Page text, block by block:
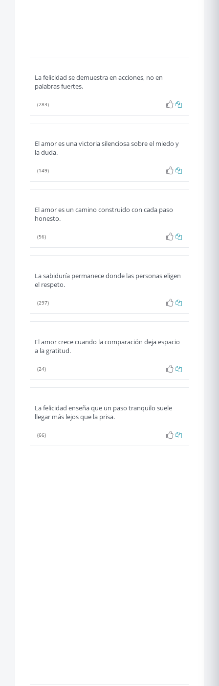
La felicidad se demuestra en acciones, no en
palabras fuertes.
(283)
El amor es una victoria silenciosa sobre el miedo y
la duda.
(149)
El amor es un camino construido con cada paso
honesto.
(56)
La sabiduría permanece donde las personas eligen
el respeto.
(297)
El amor crece cuando la comparación deja espacio
a la gratitud.
(24)
La felicidad enseña que un paso tranquilo suele
llegar más lejos que la prisa.
(66)